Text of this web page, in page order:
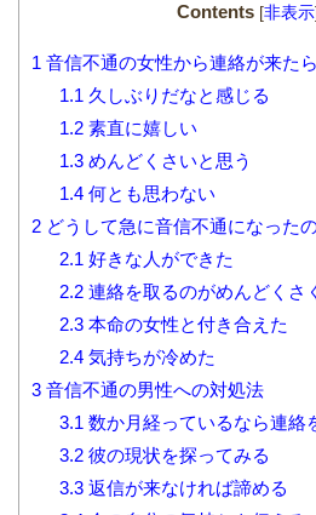
Contents [非表示]
1 音信不通の女性から連絡が来た
1.1 久しぶりだなと感じる
1.2素直に嬉しい
1.3めんどくさいと思う
1.4何とも思わない
2 どうして急に音信不通になった
2.1 好きな人ができた
2.2連絡を取るのがめんどくさ
2.3本命の女性と付き合えた
2.4気持ちが冷めた
3 音信不通の男性への対処法
3.1 数か月経っているなら連絡
3.2彼の現状を探ってみる
3.3返信が来なければ諦める